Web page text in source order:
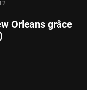
Orleans grâce